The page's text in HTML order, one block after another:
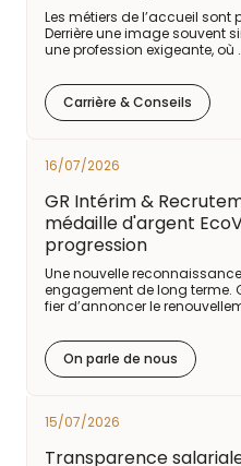
Les métiers de l’accueil
Derrière une image souvent
une profession exigeante, où
Carrière & Conseils
16/07/2026
GR Intérim &
médaille d'argent
progression
Une nouvelle
engagement de long terme.
fier d’annoncer le
On parle de nous
15/07/2026
Transparence